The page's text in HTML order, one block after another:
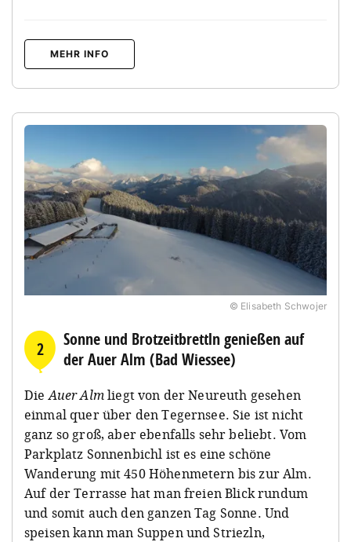
MEHR INFO
© Elisabeth Schwojer
2
Sonne und Brotzeitbrettln genießen auf
der Auer Alm (Bad Wiessee)
Die Auer Almliegt von der Neureuth gesehen
einmal quer über den Tegernsee. Sie ist nicht
ganz so groß, aber ebenfalls sehr beliebt. Vom
Parkplatz Sonnenbichl ist es eine schöne
Wanderung mit 450 Höhenmetern bis zur Alm.
Auf der Terrasse hat man freien Blick rundum
und somit auch den ganzen Tag Sonne. Und
speisen kann man Suppen und Striezln,